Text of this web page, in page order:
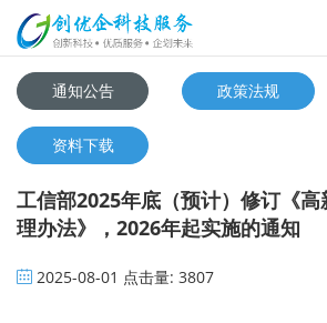
通知公告
政策法规
资料下载
工信部2025年底（预计）修订《
理办法》，2026年起实施的通知
2025-08-01 点击量: 3807